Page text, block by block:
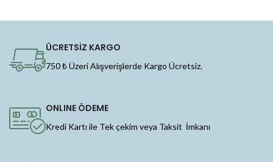
ÜCRETSİZ KARGO
750 ₺ Üzeri Alışverişlerde Kargo Ücretsiz.
ONLINE ÖDEME
Kredi Kartı ile Tek çekim veya Taksit İmkanı